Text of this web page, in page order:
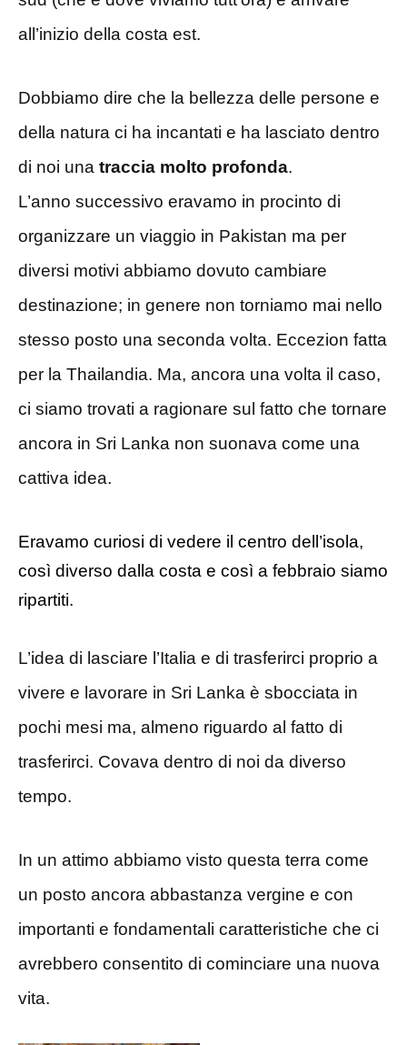
all’inizio della costa est.
Dobbiamo dire che la bellezza delle persone e
della natura ci ha incantati e ha lasciato dentro
di noi una traccia molto profonda.
L’anno successivo eravamo in procinto di
organizzare un viaggio in Pakistan ma per
diversi motivi abbiamo dovuto cambiare
destinazione; in genere non torniamo mai nello
stesso posto una seconda volta. Eccezion fatta
per la Thailandia. Ma, ancora una volta il caso,
ci siamo trovati a ragionare sul fatto che tornare
ancora in Sri Lanka non suonava come una
cattiva idea.
Eravamo curiosi di vedere il centro dell’isola,
così diverso dalla costa e così a febbraio siamo
ripartiti.
L’idea di lasciare l’Italia e di trasferirci proprio a
vivere e lavorare in Sri Lanka è sbocciata in
pochi mesi ma, almeno riguardo al fatto di
trasferirci. Covava dentro di noi da diverso
tempo.
In un attimo abbiamo visto questa terra come
un posto ancora abbastanza vergine e con
importanti e fondamentali caratteristiche che ci
avrebbero consentito di cominciare una nuova
vita.